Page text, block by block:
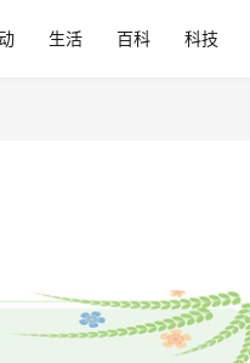
生活 百科 科技